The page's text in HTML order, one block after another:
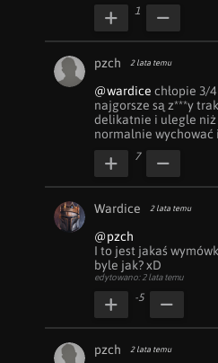
1
pzch 2 lata temu
@wardice chłopie 3/
najgorsze są z***y
delikatnie i ulegle niż
normalnie wychować
7
Wardice 2 lata temu
@pzch
I to jest jakaś
byle jak? xD
edytowano: 2 lata temu
-5
pzch 2 lata temu